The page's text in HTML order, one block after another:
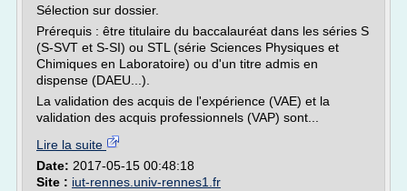
Sélection sur dossier.
Prérequis : être titulaire du baccalauréat dans les séries S
(S-SVT et S-SI) ou STL (série Sciences Physiques et
Chimiques en Laboratoire) ou d'un titre admis en
dispense (DAEU...).
La validation des acquis de l'expérience (VAE) et la
validation des acquis professionnels (VAP) sont...
Lire la suite
Date: 2017-05-15 00:48:18
Site : iut-rennes.univ-rennes1.fr